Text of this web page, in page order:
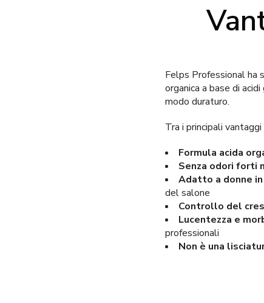
Felps Professional ha
organica a base di
modo duraturo.
Tra i principali
Formula acida
Senza odori forti
Adatto a donne
del salone
Controllo del
Lucentezza e
professionali
Non è una